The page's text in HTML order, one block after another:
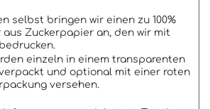
selbst bringen wir einen zu 100%
Zuckerpapier an, den wir mit
einzeln in einem transparenten
und optional mit einer roten
versehen.